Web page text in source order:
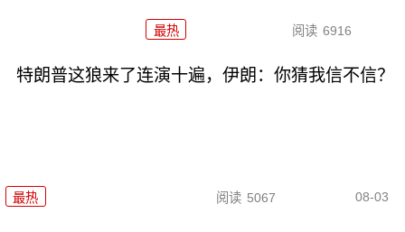
最热 阅读 6916
特朗普这狼来了连演十遍，伊朗：你猜我信不信？
最热 阅读 5067 08-03